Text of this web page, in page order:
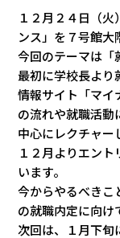
１２月２４日（
ンス」を７号館大
今回のテーマは「
最初に学校長より
情報サイト「マイ
の流れや就職活動
中心にレクチャー
１２月よりエン
います。
今からやるべきこ
の就職内定に向け
次回は、１月下旬